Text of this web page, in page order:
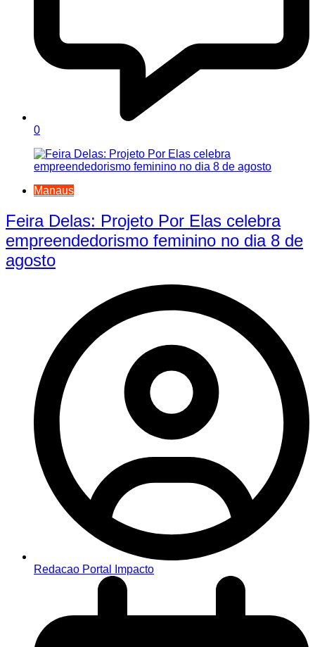
0
Manaus
Feira Delas: Projeto Por Elas celebra
empreendedorismo feminino no dia 8 de
agosto
Redacao Portal Impacto